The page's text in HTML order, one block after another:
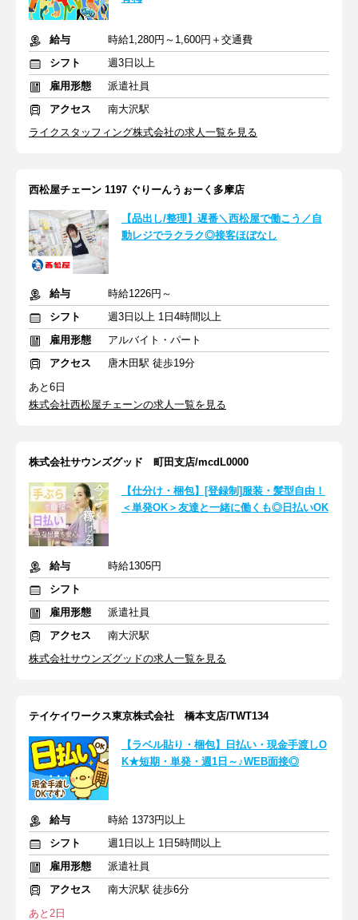
給与
時給1,280円～1,600円＋交通費
シフト
週3日以上
雇用形態
派遣社員
アクセス
南大沢駅
ライクスタッフィング株式会社の求人一覧を見る
西松屋チェーン 1197 ぐりーんうぉーく多摩店
【品出し/整理】遅番＼西松屋で働こう／自
動レジでラクラク◎接客ほぼなし
給与
時給1226円～
シフト
週3日以上 1日4時間以上
雇用形態
アルバイト・パート
アクセス
唐木田駅 徒歩19分
あと6日
株式会社西松屋チェーンの求人一覧を見る
株式会社サウンズグッド 町田支店/mcdL0000
【仕分け・梱包】[登録制]服装・髪型自由！
＜単発OK＞友達と一緒に働くも◎日払いOK
給与
時給1305円
シフト
雇用形態
派遣社員
アクセス
南大沢駅
株式会社サウンズグッドの求人一覧を見る
テイケイワークス東京株式会社 橋本支店/TWT134
【ラベル貼り・梱包】日払い・現金手渡しO
K★短期・単発・週1日～♪WEB面接◎
給与
時給 1373円以上
シフト
週1日以上 1日5時間以上
雇用形態
派遣社員
アクセス
南大沢駅 徒歩6分
あと2日